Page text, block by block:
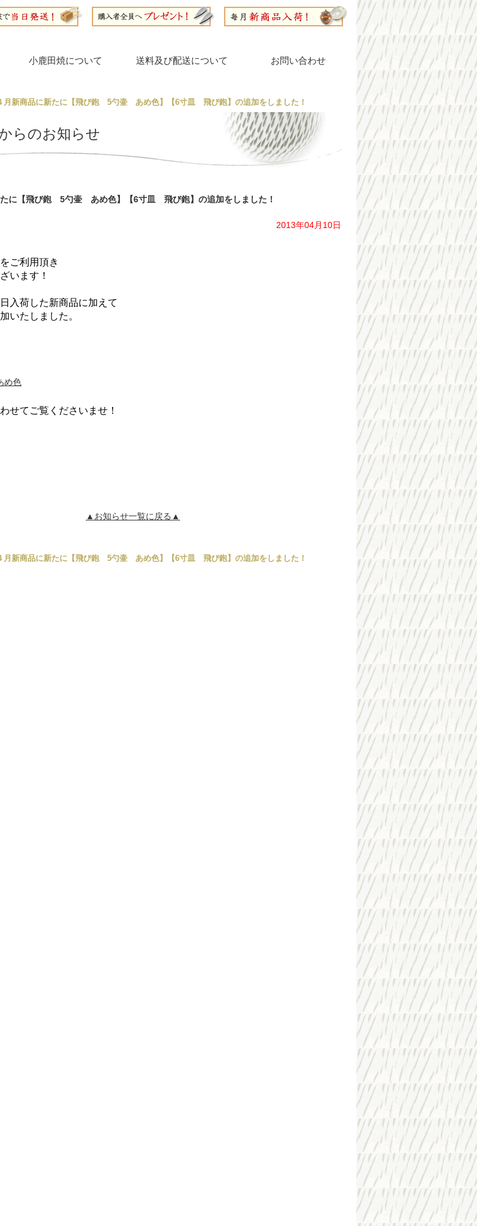
小鹿田焼について 送料及び配送について お問い合わせ
月新商品に新たに【飛び鉋 5勺壷 あめ色】【6寸皿 飛び鉋】の追加をしました！
らのお知らせ
たに【飛び鉋 5勺壷 あめ色】【6寸皿 飛び鉋】の追加をしました！
2013年04月10日
ご利用頂き
います！
入荷した新商品に加えて
いたしました。
色
せてご覧くださいませ！
▲お知らせ一覧に戻る▲
月新商品に新たに【飛び鉋 5勺壷 あめ色】【6寸皿 飛び鉋】の追加をしました！